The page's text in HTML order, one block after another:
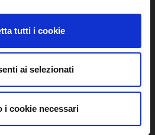
tutti i cookie
ai selezionati
i cookie necessari
INFO
FAQ
Privacy Policy
Termini e Condizioni -
Abbonamento